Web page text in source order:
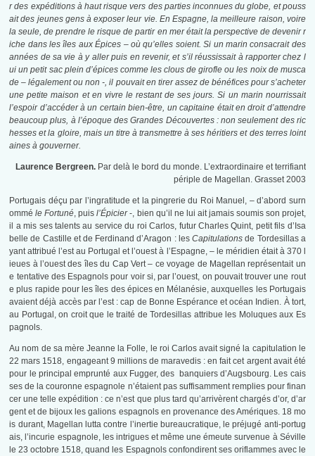
r des expéditions à haut risque vers des parties inconnues du globe, et pouss
ait des jeunes gens à exposer leur vie. En Espagne, la meilleure raison, voire
la seule, de prendre le risque de partir en mer était la perspective de devenir r
iche dans les îles aux Épices – où qu’elles soient. Si un marin consacrait des
années de sa vie à y aller puis en revenir, et s’il réussissait à rapporter chez l
ui un petit sac plein d’épices comme les clous de girofle ou les noix de musca
de – légalement ou non -, il pouvait en tirer assez de bénéfices pour s’acheter
une petite maison et en vivre le restant de ses jours. Si un marin nourrissait
l’espoir d’accéder à un certain bien-être, un capitaine était en droit d’attendre
beaucoup plus, à l’époque des Grandes Découvertes : non seulement des ric
hesses et la gloire, mais un titre à transmettre à ses héritiers et des terres loint
aines à gouverner.
Laurence Bergreen. Par delà le bord du monde. L’extraordinaire et terrifiant
périple de Magellan. Grasset 2003
Portugais déçu par l’ingratitude et la pingrerie du Roi Manuel, – d’abord surn
omméle Fortuné, puisl’Épicier-, bien qu’il ne lui ait jamais soumis son projet,
il a mis ses talents au service du roi Carlos, futur Charles Quint, petit fils d’Isa
belle de Castille et de Ferdinand d’Aragon : lesCapitulationsde Tordesillas a
yant attribué l’est au Portugal et l’ouest à l’Espagne, – le méridien était à 370 l
ieues à l’ouest des îles du Cap Vert – ce voyage de Magellan représentait un
e tentative des Espagnols pour voir si, par l’ouest, on pouvait trouver une rout
e plus rapide pour les îles des épices en Mélanésie, auxquelles les Portugais
avaient déjà accès par l’est : cap de Bonne Espérance et océan Indien. À tort,
au Portugal, on croit que le traité de Tordesillas attribue les Moluques aux Es
pagnols.
Au nom de sa mère Jeanne la Folle, le roi Carlos avait signé la capitulation le
22 mars 1518, engageant 9 millions de maravedis : en fait cet argent avait été
pour le principal emprunté aux Fugger, des banquiers d’Augsbourg. Les cais
ses de la couronne espagnole n’étaient pas suffisamment remplies pour finan
cer une telle expédition : ce n’est que plus tard qu’arrivèrent chargés d’or, d’ar
gent et de bijoux les galions espagnols en provenance des Amériques. 18 mo
is durant, Magellan lutta contre l’inertie bureaucratique, le préjugé anti-portug
ais, l’incurie espagnole, les intrigues et même une émeute survenue à Séville
le 23 octobre 1518, quand les Espagnols confondirent ses oriflammes avec le